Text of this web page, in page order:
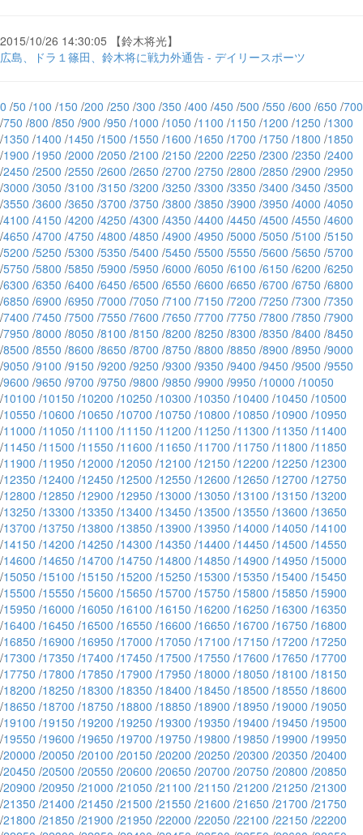
2015/10/26 14:30:05 【鈴木将光】
広島、ドラ１篠田、鈴木将に戦力外通告 - デイリースポーツ
0 /50 /100 /150 /200 /250 /300 /350 /400 /450 /500 /550 /600 /650 /700
/750 /800 /850 /900 /950 /1000 /1050 /1100 /1150 /1200 /1250 /1300
/1350 /1400 /1450 /1500 /1550 /1600 /1650 /1700 /1750 /1800 /1850
/1900 /1950 /2000 /2050 /2100 /2150 /2200 /2250 /2300 /2350 /2400
/2450 /2500 /2550 /2600 /2650 /2700 /2750 /2800 /2850 /2900 /2950
/3000 /3050 /3100 /3150 /3200 /3250 /3300 /3350 /3400 /3450 /3500
/3550 /3600 /3650 /3700 /3750 /3800 /3850 /3900 /3950 /4000 /4050
/4100 /4150 /4200 /4250 /4300 /4350 /4400 /4450 /4500 /4550 /4600
/4650 /4700 /4750 /4800 /4850 /4900 /4950 /5000 /5050 /5100 /5150
/5200 /5250 /5300 /5350 /5400 /5450 /5500 /5550 /5600 /5650 /5700
/5750 /5800 /5850 /5900 /5950 /6000 /6050 /6100 /6150 /6200 /6250
/6300 /6350 /6400 /6450 /6500 /6550 /6600 /6650 /6700 /6750 /6800
/6850 /6900 /6950 /7000 /7050 /7100 /7150 /7200 /7250 /7300 /7350
/7400 /7450 /7500 /7550 /7600 /7650 /7700 /7750 /7800 /7850 /7900
/7950 /8000 /8050 /8100 /8150 /8200 /8250 /8300 /8350 /8400 /8450
/8500 /8550 /8600 /8650 /8700 /8750 /8800 /8850 /8900 /8950 /9000
/9050 /9100 /9150 /9200 /9250 /9300 /9350 /9400 /9450 /9500 /9550
/9600 /9650 /9700 /9750 /9800 /9850 /9900 /9950 /10000 /10050
/10100 /10150 /10200 /10250 /10300 /10350 /10400 /10450 /10500
/10550 /10600 /10650 /10700 /10750 /10800 /10850 /10900 /10950
/11000 /11050 /11100 /11150 /11200 /11250 /11300 /11350 /11400
/11450 /11500 /11550 /11600 /11650 /11700 /11750 /11800 /11850
/11900 /11950 /12000 /12050 /12100 /12150 /12200 /12250 /12300
/12350 /12400 /12450 /12500 /12550 /12600 /12650 /12700 /12750
/12800 /12850 /12900 /12950 /13000 /13050 /13100 /13150 /13200
/13250 /13300 /13350 /13400 /13450 /13500 /13550 /13600 /13650
/13700 /13750 /13800 /13850 /13900 /13950 /14000 /14050 /14100
/14150 /14200 /14250 /14300 /14350 /14400 /14450 /14500 /14550
/14600 /14650 /14700 /14750 /14800 /14850 /14900 /14950 /15000
/15050 /15100 /15150 /15200 /15250 /15300 /15350 /15400 /15450
/15500 /15550 /15600 /15650 /15700 /15750 /15800 /15850 /15900
/15950 /16000 /16050 /16100 /16150 /16200 /16250 /16300 /16350
/16400 /16450 /16500 /16550 /16600 /16650 /16700 /16750 /16800
/16850 /16900 /16950 /17000 /17050 /17100 /17150 /17200 /17250
/17300 /17350 /17400 /17450 /17500 /17550 /17600 /17650 /17700
/17750 /17800 /17850 /17900 /17950 /18000 /18050 /18100 /18150
/18200 /18250 /18300 /18350 /18400 /18450 /18500 /18550 /18600
/18650 /18700 /18750 /18800 /18850 /18900 /18950 /19000 /19050
/19100 /19150 /19200 /19250 /19300 /19350 /19400 /19450 /19500
/19550 /19600 /19650 /19700 /19750 /19800 /19850 /19900 /19950
/20000 /20050 /20100 /20150 /20200 /20250 /20300 /20350 /20400
/20450 /20500 /20550 /20600 /20650 /20700 /20750 /20800 /20850
/20900 /20950 /21000 /21050 /21100 /21150 /21200 /21250 /21300
/21350 /21400 /21450 /21500 /21550 /21600 /21650 /21700 /21750
/21800 /21850 /21900 /21950 /22000 /22050 /22100 /22150 /22200